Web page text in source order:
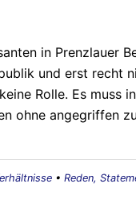
in Prenzlauer
und erst recht
Rolle. Es
ohne angegriffen
• Reden,